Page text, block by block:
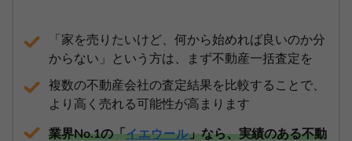
「家を売りたいけど、何から始めれば良いのか分
からない」という方は、まず不動産一括査定を
複数の不動産会社の査定結果を比較することで、
より高く売れる可能性が高まります
業界No.1の「イエウール」なら、実績のある不動